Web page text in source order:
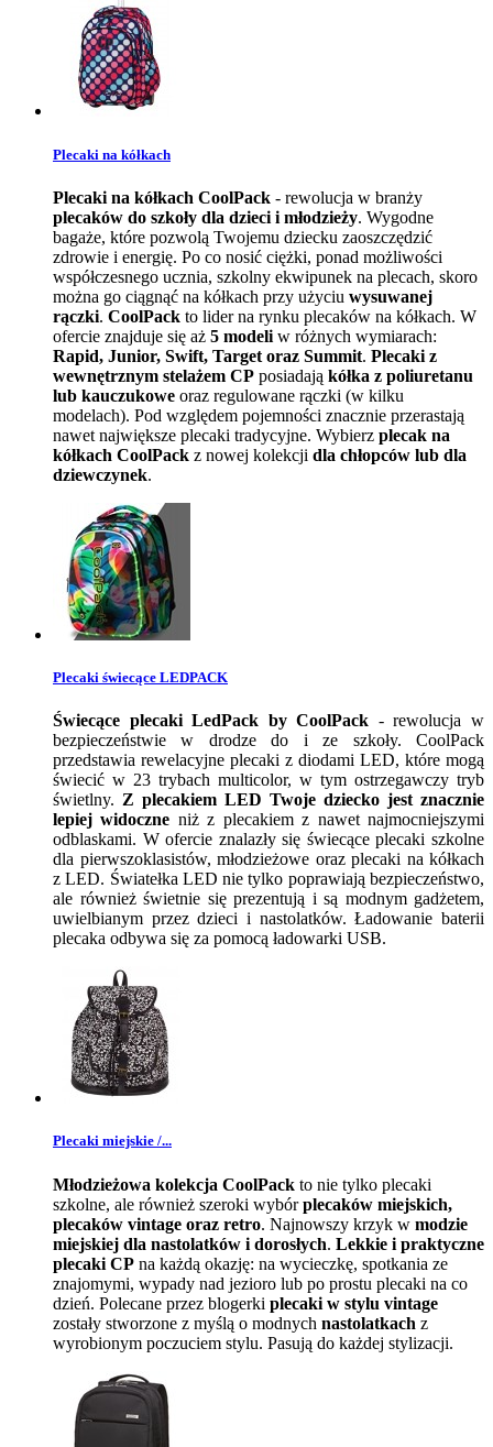
Plecaki na kółkach
Plecaki na kółkach CoolPack - rewolucja w branży
plecaków do szkoły dla dzieci i młodzieży. Wygodne
bagaże, które pozwolą Twojemu dziecku zaoszczędzić
zdrowie i energię. Po co nosić ciężki, ponad możliwości
współczesnego ucznia, szkolny ekwipunek na plecach, skoro
można go ciągnąć na kółkach przy użyciu wysuwanej
rączki. CoolPack to lider na rynku plecaków na kółkach. W
ofercie znajduje się aż 5 modeli w różnych wymiarach:
Rapid, Junior, Swift, Target oraz Summit. Plecaki z
wewnętrznym stelażem CP posiadają kółka z poliuretanu
lub kauczukowe oraz regulowane rączki (w kilku
modelach). Pod względem pojemności znacznie przerastają
nawet największe plecaki tradycyjne. Wybierz plecak na
kółkach CoolPack z nowej kolekcji dla chłopców lub dla
dziewczynek.
Plecaki świecące LEDPACK
Świecące plecaki LedPack by CoolPack - rewolucja w
bezpieczeństwie w drodze do i ze szkoły. CoolPack
przedstawia rewelacyjne plecaki z diodami LED, które mogą
świecić w 23 trybach multicolor, w tym ostrzegawczy tryb
świetlny. Z plecakiem LED Twoje dziecko jest znacznie
lepiej widoczne niż z plecakiem z nawet najmocniejszymi
odblaskami. W ofercie znalazły się świecące plecaki szkolne
dla pierwszoklasistów, młodzieżowe oraz plecaki na kółkach
z LED. Światełka LED nie tylko poprawiają bezpieczeństwo,
ale również świetnie się prezentują i są modnym gadżetem,
uwielbianym przez dzieci i nastolatków. Ładowanie baterii
plecaka odbywa się za pomocą ładowarki USB.
Plecaki miejskie /...
Młodzieżowa kolekcja CoolPack to nie tylko plecaki
szkolne, ale również szeroki wybórplecaków miejskich,
plecaków vintage oraz retro. Najnowszy krzyk w modzie
miejskiej dla nastolatków i dorosłych. Lekkie i praktyczne
plecaki CP na każdą okazję: na wycieczkę, spotkania ze
znajomymi, wypady nad jezioro lub po prostu plecaki na co
dzień. Polecane przez blogerki plecaki w stylu vintage
zostały stworzone z myślą o modnych nastolatkach z
wyrobionym poczuciem stylu. Pasują do każdej stylizacji.